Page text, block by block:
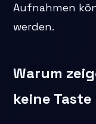
Aufnahmen
werden.
Warum
keine